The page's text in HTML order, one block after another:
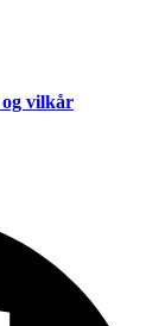
og vilkår